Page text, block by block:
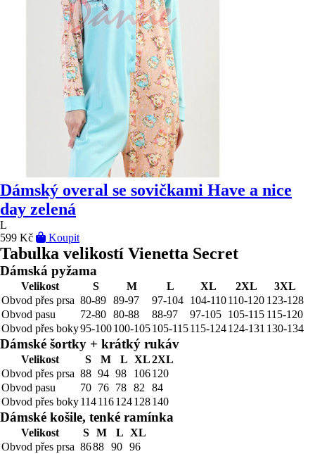
Dámský overal se sovičkami Have a nice
day zelená
L
599 Kč
Koupit
Tabulka velikostí Vienetta Secret
Dámská pyžama
Velikost S M L XL 2XL
3XL
Obvod přes prsa 80-89 89-97 97-104 104-110110-120 123-128
Obvod pasu
72-80 80-88 88-97 97-105 105-115 115-120
Obvod přes boky95-100100-105105-115115-124124-131 130-134
Dámské šortky + krátký rukáv
Velikost S M L XL2XL
Obvod přes prsa 88 94 98 106120
Obvod pasu
70 76 78 82
84
Obvod přes boky114116124128140
Dámské košile, tenké ramínka
Velikost S M L XL
Obvod přes prsa 8688 90 96